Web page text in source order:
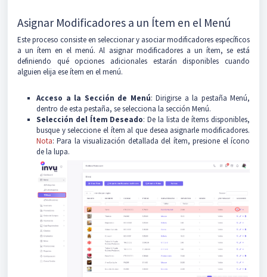
Asignar Modificadores a un Ítem en el Menú
Este proceso consiste en seleccionar y asociar modificadores específicos
a un ítem en el menú. Al asignar modificadores a un ítem, se está
definiendo qué opciones adicionales estarán disponibles cuando
alguien elija ese ítem en el menú.
Acceso a la Sección de Menú: Dirigirse a la pestaña Menú,
dentro de esta pestaña, se selecciona la sección Menú.
Selección del Ítem Deseado: De la lista de ítems disponibles,
busque y seleccione el ítem al que desea asignarle modificadores.
Nota: Para la visualización detallada del ítem, presione el ícono
de la lupa.